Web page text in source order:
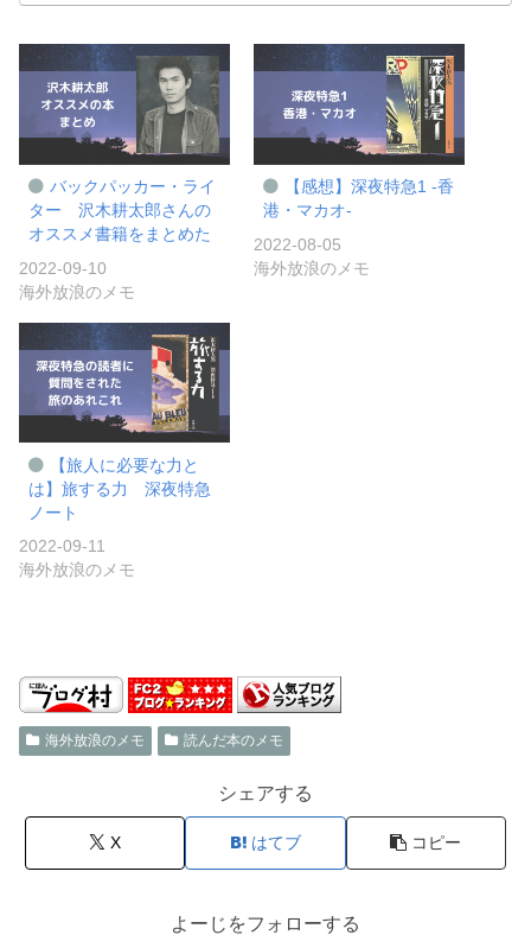
バックパッカー・ライ
ター 沢木耕太郎さんの
オススメ書籍をまとめた
2022-09-10
海外放浪のメモ
【感想】深夜特急1 -香
港・マカオ-
2022-08-05
海外放浪のメモ
【旅人に必要な力と
は】旅する力 深夜特急
ノート
2022-09-11
海外放浪のメモ
海外放浪のメモ 読んだ本のメモ
シェアする
X はてブ コピー
よーじをフォローする